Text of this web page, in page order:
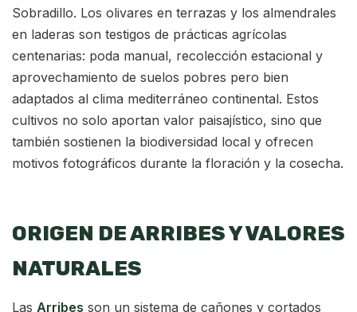
Sobradillo. Los olivares en terrazas y los almendrales
en laderas son testigos de prácticas agrícolas
centenarias: poda manual, recolección estacional y
aprovechamiento de suelos pobres pero bien
adaptados al clima mediterráneo continental. Estos
cultivos no solo aportan valor paisajístico, sino que
también sostienen la biodiversidad local y ofrecen
motivos fotográficos durante la floración y la cosecha.
ORIGEN DE ARRIBES Y VALORES
NATURALES
Las Arribes son un sistema de cañones y cortados